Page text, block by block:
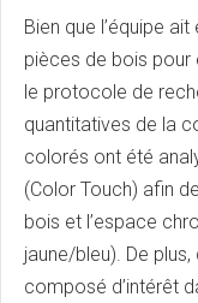
Bien que l’équipe
pièces de bois pour
le protocole de
quantitatives de la
colorés ont été
(Color Touch) afin
bois et l’espace
jaune/bleu). De
composé d’intérêt